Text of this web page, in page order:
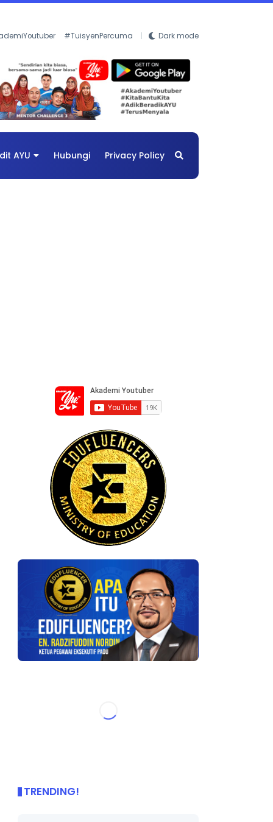
#TuisyenPercuma Dark mode
AYU Hubungi Privacy Policy
TRENDING!